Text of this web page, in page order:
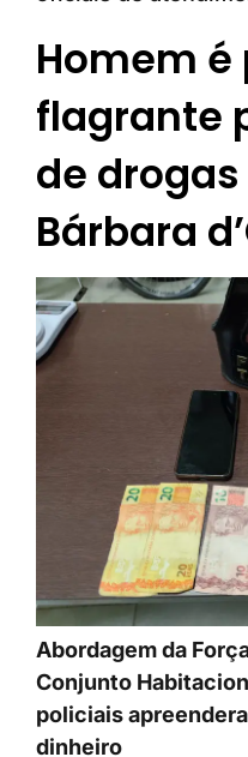
Homem é
flagrante
de
Bárbara
Abordagem da
Conjunto
policiais
dinheiro